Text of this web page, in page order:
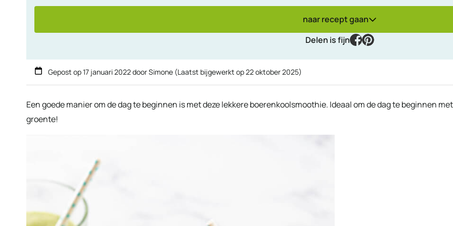
naar recept gaan
Delen is fijn
facebook
pinterest
Gepost op17 januari 2022doorSimone (Laatst bijgewerkt op22 oktober 2025)
Een goede manier om de dag te beginnen is met deze lekkere boerenkoolsmoothie. Ideaal om de dag te beginnen met
groente!